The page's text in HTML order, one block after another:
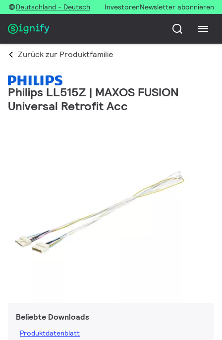
Deutschland - Deutsch InvestorenNewsletter abonnieren
Zurück zur Produktfamilie
Philips LL515Z | MAXOS FUSION
Universal Retrofit Acc
Beliebte Downloads
Produktdatenblatt